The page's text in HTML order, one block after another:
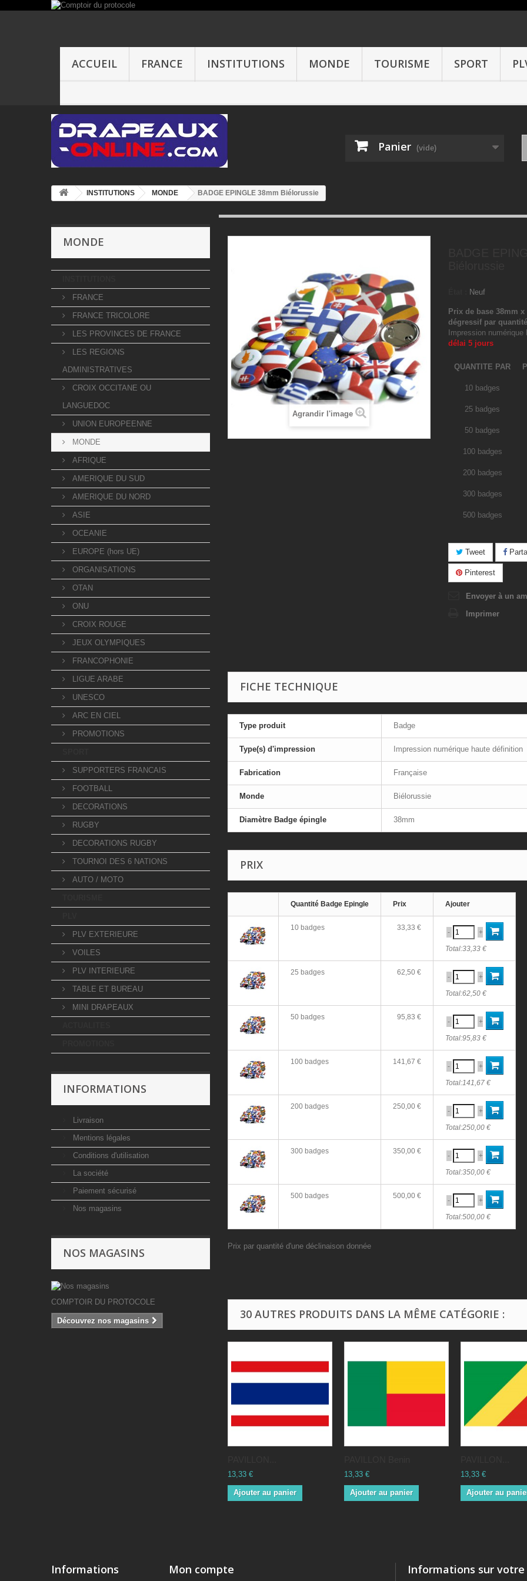
ACCUEIL FRANCE INSTITUTIONS MONDE TOURISME SPORT
Panier (vide)
INSTITUTIONS MONDE BADGE EPINGLE 38mm Biélorussie
MONDE
FRANCE
FRANCE TRICOLORE
LES PROVINCES DE FRANCE
LES REGIONS
ADMINISTRATIVES
CROIX OCCITANE OU
LANGUEDOC
UNION EUROPEENNE
MONDE
AFRIQUE
AMERIQUE DU SUD
AMERIQUE DU NORD
ASIE
OCEANIE
EUROPE (hors UE)
ORGANISATIONS
OTAN
ONU
CROIX ROUGE
JEUX OLYMPIQUES
FRANCOPHONIE
LIGUE ARABE
UNESCO
ARC EN CIEL
PROMOTIONS
SUPPORTERS FRANCAIS
FOOTBALL
DECORATIONS
RUGBY
DECORATIONS RUGBY
TOURNOI DES 6 NATIONS
AUTO / MOTO
PLV EXTERIEURE
VOILES
PLV INTERIEURE
TABLE ET BUREAU
MINI DRAPEAUX
INFORMATIONS
Livraison
Mentions légales
Conditions d'utilisation
La société
Paiement sécurisé
Nos magasins
NOS MAGASINS
COMPTOIR DU PROTOCOLE
Découvrez nos magasins
Agrandir l'image
Neuf
Prix de base 38mm
dégressif par quantité
Impression
délai 5 jours
QUANTITE PAR
10 badges
25 badges
50 badges
100 badges
200 badges
300 badges
500 badges
Tweet
Pinterest
Envoyer à un
Imprimer
FICHE TECHNIQUE
Type produit Badge
Type(s) d'impression Impression numérique haute définition
Fabrication Française
Monde Biélorussie
Diamètre Badge épingle 38mm
PRIX
Quantité Badge Epingle Prix Ajouter
10 badges 33,33 €
-
+
Total:33,33 €
25 badges 62,50 €
-
+
Total:62,50 €
50 badges 95,83 €
-
+
Total:95,83 €
100 badges 141,67 €
-
+
Total:141,67 €
200 badges 250,00 €
-
+
Total:250,00 €
300 badges 350,00 €
-
+
Total:350,00 €
500 badges 500,00 €
-
+
Total:500,00 €
Prix par quantité d'une déclinaison donnée
30 AUTRES PRODUITS DANS LA MÊME CATÉGORIE :
13,33 €
Ajouter au panier
13,33 €
Ajouter au panier
13,33 €
Ajouter au
Informations Mon compte Informations sur